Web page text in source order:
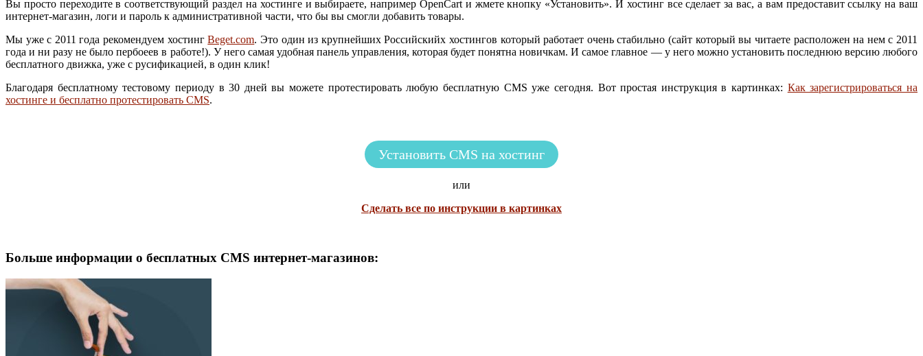
Вы просто переходите в соответствующий раздел на хостинге и выбираете, например OpenCart и жмете кнопку «Установить». И хостинг все сделает за вас, а вам предоставит ссылку на ваш
интернет-магазин, логи и пароль к административной части, что бы вы смогли добавить товары.
Мы уже с 2011 года рекомендуем хостингBeget.com. Это один из крупнейших Российскийх хостингов который работает очень стабильно (сайт который вы читаете расположен на нем с 2011
года и ни разу не было пербоеев в работе!). У него самая удобная панель управления, которая будет понятна новичкам. И самое главное — у него можно установить последнюю версию любого
бесплатного движка, уже с русификацией, в один клик!
Благодаря бесплатному тестовому периоду в 30 дней вы можете протестировать любую бесплатную CMS уже сегодня. Вот простая инструкция в картинках: Как зарегистрироваться на
хостинге и бесплатно протестировать CMS.
Установить CMS на хостинг
или
Сделать все по инструкции в картинках
Больше информации о бесплатных CMS интернет-магазинов: